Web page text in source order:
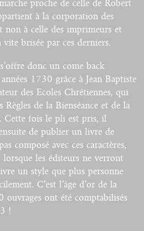
proche de celle de Robert
à la corporation des
non à celle des imprimeurs et
vite brisée par ces derniers.
donc un come back
1730 grâce à Jean Baptiste
des Ecoles Chrétiennes, qui
de la Bienséance et de la
Cette fois le pli est pris, il
de publier un livre de
composé avec ces caractères,
lorsque les éditeurs ne verront
un style que plus personne
C’est l’âge d’or de la
ouvrages ont été comptabilisés
!